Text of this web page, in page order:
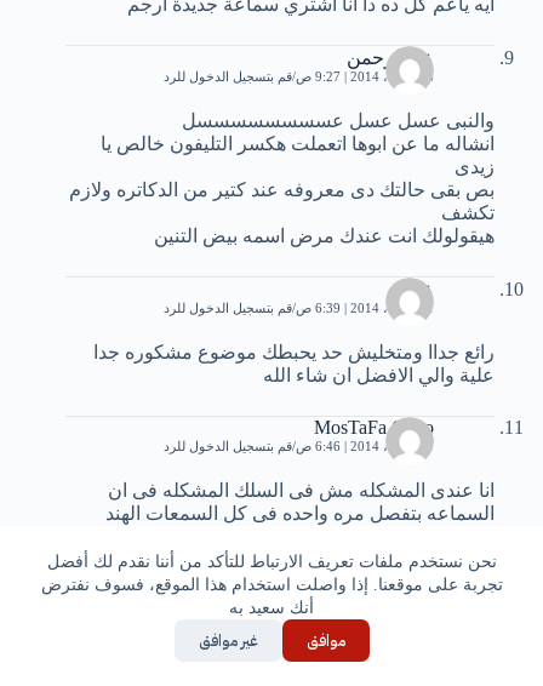
نحن نستخدم ملفات تعريف الارتباط للتأكد من أننا نقدم لك أفضل
تجربة على موقعنا. إذا واصلت استخدام هذا الموقع، فسوف نفترض
أنك سعيد به
موافق غير موافق
ايه ياعم كل ده دا انا اشتري سماعة جديدة ارجم
عبدالرحمن
16 أبريل، 2014 | 9:27 ص قم بتسجيل الدخول للرد
والنبى عسل عسل عسسسسسسسسل
انشاله ما عن ابوها اتعملت هكسر التليفون خالص يا
زيدى
بص بقى حالتك دى معروفه عند كتير من الدكاتره ولازم
تكشف
هيقولولك انت عندك مرض اسمه بيض التنين
عمرو
21 أبريل، 2014 | 6:39 ص قم بتسجيل الدخول للرد
رائع جداا ومتخليش حد يحبطك موضوع مشكوره جدا
علية والي الافضل ان شاء الله
MosTaFa CaPo
21 أبريل، 2014 | 6:46 ص قم بتسجيل الدخول للرد
انا عندى المشكله مش فى السلك المشكله فى ان
السماعه بتفصل مره واحده فى كل السمعات الهند
وسعات السلك بيتقطع من عند السماعه فوق ومش
باعرف اعمل ايه فا برميه واشترى جديد ؟؟؟؟
حسام الدين
قم بتسجيل الدخول للرد